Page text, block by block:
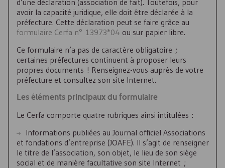
d’une déclaration (association de fait). Toutefois, pour
avoir la capacité juridique, elle doit être déclarée à la
préfecture. Cette déclaration peut se faire grâce au
formulaire Cerfa n° 13973*04 ou sur papier libre.
Ce formulaire n’a pas de caractère obligatoire ;
certaines préfectures continuent à proposer leurs
propres documents ! Renseignez-vous auprès de votre
préfecture et consultez son site Internet.
Les éléments principaux du formulaire
Le Cerfa comporte quatre rubriques ainsi intitulées :
Informations publiées au Journal officiel Associations
et fondations d’entreprise (JOAFE). Il s’agit de renseigner
le titre de l’association, son objet, le lieu de son siège
social et de manière facultative son site Internet ;